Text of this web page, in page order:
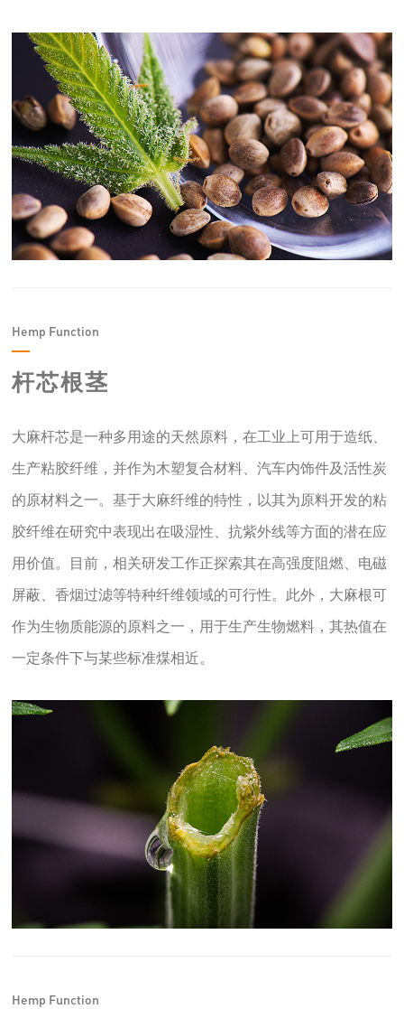
Hemp Function
杆芯根茎
大麻杆芯是一种多用途的天然原料，在工业上可用于造纸、
生产粘胶纤维，并作为木塑复合材料、汽车内饰件及活性炭
的原材料之一。基于大麻纤维的特性，以其为原料开发的粘
胶纤维在研究中表现出在吸湿性、抗紫外线等方面的潜在应
用价值。目前，相关研发工作正探索其在高强度阻燃、电磁
屏蔽、香烟过滤等特种纤维领域的可行性。 此外，大麻根可
作为生物质能源的原料之一，用于生产生物燃料，其热值在
一定条件下与某些标准煤相近。
Hemp Function